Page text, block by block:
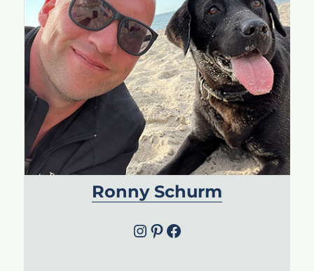
Ronny Schurm
Instagram
Pinterest
Facebook